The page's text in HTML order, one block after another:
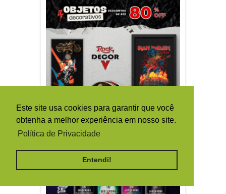
Este site usa cookies para garantir que você
obtenha a melhor experiência em nosso site.
Política de Privacidade
Entendi!